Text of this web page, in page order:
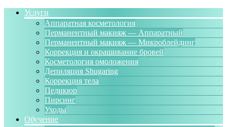
Услуги
Аппаратная косметология
Перманентный макияж — Аппаратный
Перманентный макияж — Микроблейдинг
Коррекция и окрашивание бровей
Косметология омоложения
Депиляция Shugaring
Коррекция тела
Педикюр
Пирсинг
Уходы
Обучение